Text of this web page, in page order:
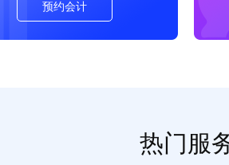
预约会计
热门服